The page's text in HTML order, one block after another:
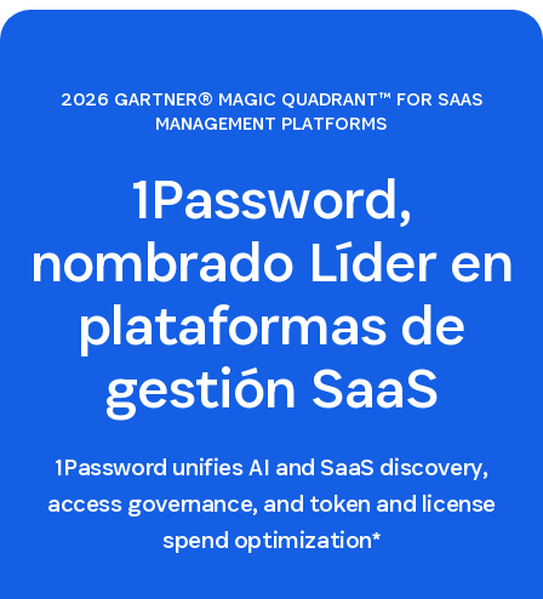
2026 GARTNER® MAGIC QUADRANT™ FOR SAAS
MANAGEMENT PLATFORMS
1Password,
nombrado Líder en
plataformas de
gestión SaaS
1Password unifies AI and SaaS discovery,
access governance, and token and license
spend optimization*